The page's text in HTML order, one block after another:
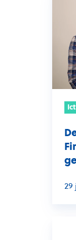
niet
tot
alles
29